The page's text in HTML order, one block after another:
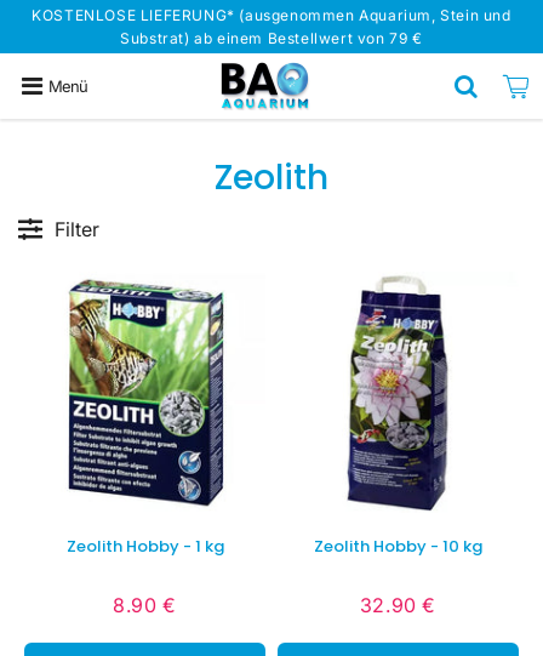
KOSTENLOSE LIEFERUNG* (ausgenommen Aquarium, Stein und
Substrat) ab einem Bestellwert von 79 €
Menü
Zeolith
Filter
Zeolith Hobby - 1 kg
Normaler
8.90 €
Zeolith Hobby - 10 kg
Normaler
32.90 €